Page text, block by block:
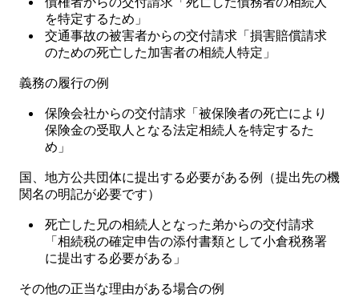
を特定するため」
交通事故の被害者からの交付請求「損害賠償請求
のための死亡した加害者の相続人特定」
義務の履行の例
保険会社からの交付請求「被保険者の死亡により
保険金の受取人となる法定相続人を特定するた
め」
国、地方公共団体に提出する必要がある例（提出先の機
関名の明記が必要です）
死亡した兄の相続人となった弟からの交付請求
「相続税の確定申告の添付書類として小倉税務署
に提出する必要がある」
その他の正当な理由がある場合の例